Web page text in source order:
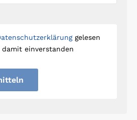
gelesen
einverstanden